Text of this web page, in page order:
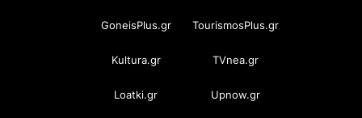
GoneisPlus.gr TourismosPlus.gr
Kultura.gr TVnea.gr
Loatki.gr Upnow.gr